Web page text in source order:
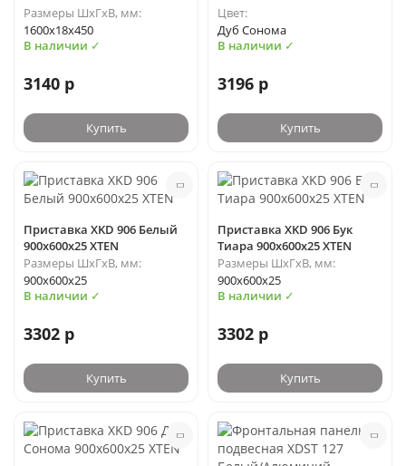
Размеры ШхГхВ, мм:
1600х18х450
В наличии ✓
3140 р
Купить
Цвет:
Дуб Сонома
В наличии ✓
3196 р
Купить
Приставка XKD 906 Белый
900х600х25 XTEN
Размеры ШхГхВ, мм:
900х600х25
В наличии ✓
3302 р
Купить
Приставка XKD 906 Бук
Тиара 900х600х25 XTEN
Размеры ШхГхВ, мм:
900х600х25
В наличии ✓
3302 р
Купить